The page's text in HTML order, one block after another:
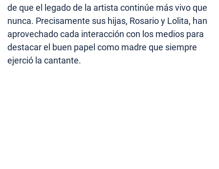
de que el legado de la artista continúe más vivo que
nunca. Precisamente sus hijas, Rosario y Lolita, han
aprovechado cada interacción con los medios para
destacar el buen papel como madre que siempre
ejerció la cantante.